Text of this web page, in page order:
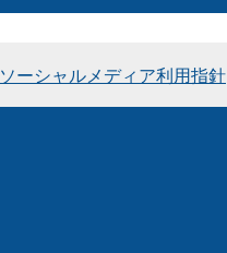
ソーシャルメディア利用指針